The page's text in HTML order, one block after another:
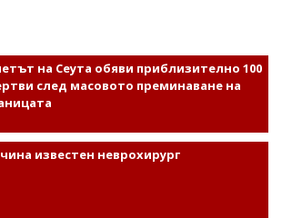
на Сеута обяви приблизително 100
след масовото преминаване на
известен неврохирург